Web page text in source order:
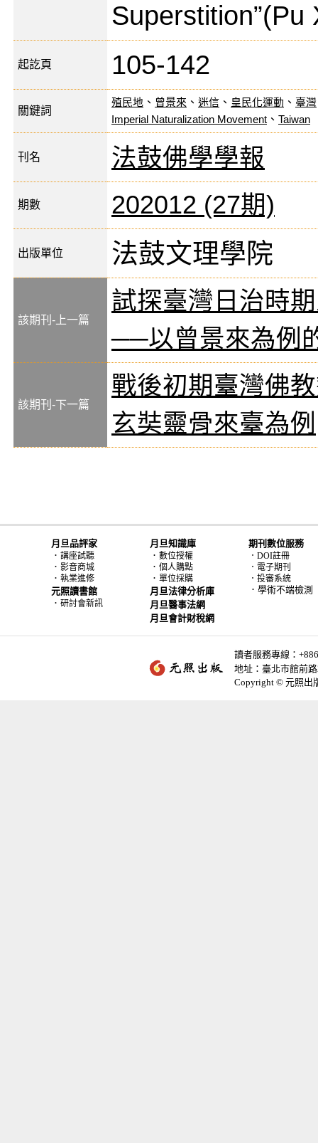
起訖頁 105-142
關鍵詞
殖民地 、 曾景來 、 迷信 、 皇民化運動 、 臺灣
Imperial Naturalization Movement 、 Taiwan
刊名 法鼓佛學學報
期數 202012 (27期)
出版單位 法鼓文理學院
該期刊-上一篇
試探臺灣日治時
──以曾景來為例
該期刊-下一篇
戰後初期臺灣佛
玄奘靈骨來臺為例
月旦品評家
． 講座試聽
． 影音商城
． 執業進修
元照讀書館
． 研討會新訊
月旦知識庫
． 數位授權
． 個人購點
． 單位採購
月旦法律分析庫
月旦醫事法網
月旦會計財稅網
期刊數位服務
．DOI註冊
．電子期刊
．投審系統
．學術不端檢測
讀者服務專線：
地址：臺北市館前
Copyright © 元照出